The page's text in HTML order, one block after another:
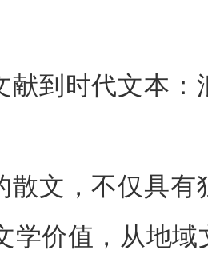
献到时代文本
散文，不仅具有
学价值，从地